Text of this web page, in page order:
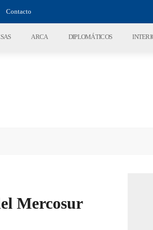
Contacto
ARCA DIPLOMÁTICOS
Mercosur